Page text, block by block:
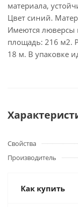
материала,
Цвет синий.
Имеются люверсы
площадь: 216 м2.
18 м. В упаковке
Свойства
Производитель
Как купить